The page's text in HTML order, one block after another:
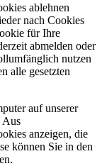
ablehnen
nach Cookies
für Ihre
abmelden oder
nutzen
alle gesetzten
auf unserer
Aus
anzeigen, die
können Sie in den